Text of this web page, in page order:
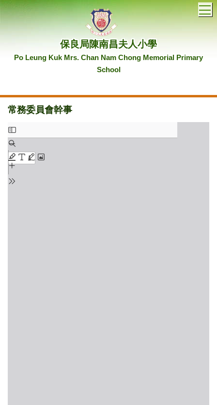
保良局陳南昌夫人小學
Po Leung Kuk Mrs. Chan Nam Chong Memorial Primary
School
常務委員會幹事